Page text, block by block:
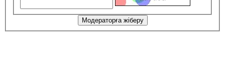
Модераторға жіберу